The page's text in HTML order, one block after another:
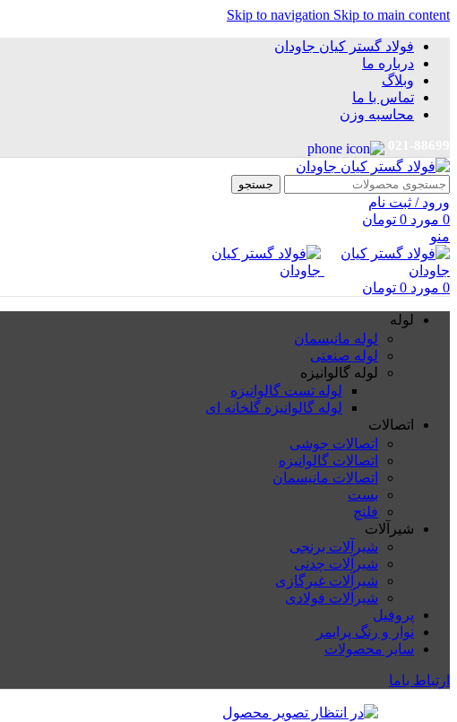
Skip to navigation Skip to main content
فولاد گستر کیان جاودان
درباره ما
وبلاگ
تماس با ما
محاسبه وزن
جستجو
ورود / ثبت نام
0 مورد 0 تومان
منو
0 مورد 0 تومان
لوله
لوله مانیسمان
لوله صنعتی
لوله گالوانیزه
لوله تست گالوانیزه
لوله گالوانیزه گلخانه ای
اتصالات
اتصالات جوشی
اتصالات گالوانیزه
اتصالات مانیسمان
بست
فلنچ
شیرآلات
شیرآلات برنجی
شیرآلات چدنی
شیرآلات غیرگازی
شیرآلات فولادی
پروفیل
نوار و رنگ پرایمر
سایر محصولات
ارتباط باما